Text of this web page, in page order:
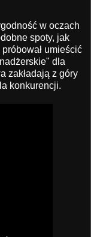
w oczach
spoty, jak
umieścić
dla
zakładają z góry
konkurencji.